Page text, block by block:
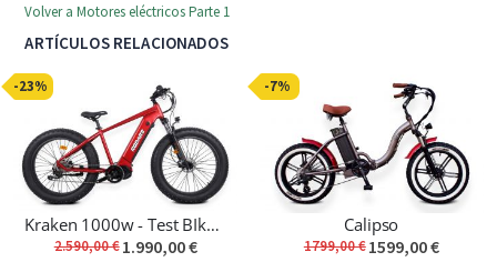
Volver a Motores eléctricos Parte 1
ARTÍCULOS RELACIONADOS
-23%
Kraken 1000w - Test BIke < 100km
2.590,00 €1.990,00 €
-7%
Calipso
1799,00 €1599,00 €